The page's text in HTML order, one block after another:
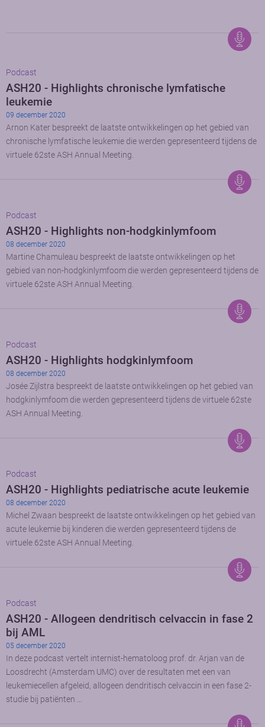
Podcast
ASH20 - Highlights chronische lymfatische
leukemie
09 december 2020
Arnon Kater bespreekt de laatste ontwikkelingen op het gebied van
chronische lymfatische leukemie die werden gepresenteerd tijdens de
virtuele 62ste ASH Annual Meeting.
Podcast
ASH20 - Highlights non-hodgkinlymfoom
08 december 2020
Martine Chamuleau bespreekt de laatste ontwikkelingen op het
gebied van non-hodgkinlymfoom die werden gepresenteerd tijdens de
virtuele 62ste ASH Annual Meeting.
Podcast
ASH20 - Highlights hodgkinlymfoom
08 december 2020
Josée Zijlstra bespreekt de laatste ontwikkelingen op het gebied van
hodgkinlymfoom die werden gepresenteerd tijdens de virtuele 62ste
ASH Annual Meeting.
Podcast
ASH20 - Highlights pediatrische acute leukemie
08 december 2020
Michel Zwaan bespreekt de laatste ontwikkelingen op het gebied van
acute leukemie bij kinderen die werden gepresenteerd tijdens de
virtuele 62ste ASH Annual Meeting.
Podcast
ASH20 - Allogeen dendritisch celvaccin in fase 2
bij AML
05 december 2020
In deze podcast vertelt internist-hematoloog prof. dr. Arjan van de
Loosdrecht (Amsterdam UMC) over de resultaten met een van
leukemiecellen afgeleid, allogeen dendritisch celvaccin in een fase 2-
studie bij patiënten …